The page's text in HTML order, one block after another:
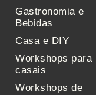
Gastronomia e
Bebidas
Casa e DIY
Workshops para
casais
Workshops de